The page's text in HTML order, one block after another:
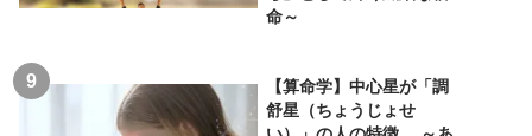
命～
【算命学】中心星が「調
舒星（ちょうじょせ